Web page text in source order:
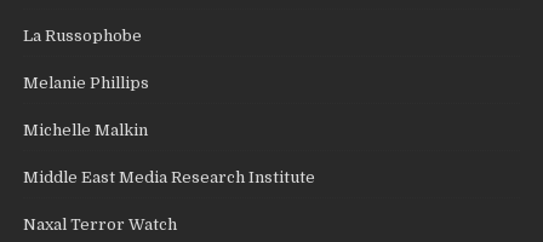
La Russophobe
Melanie Phillips
Michelle Malkin
Middle East Media Research Institute
Naxal Terror Watch